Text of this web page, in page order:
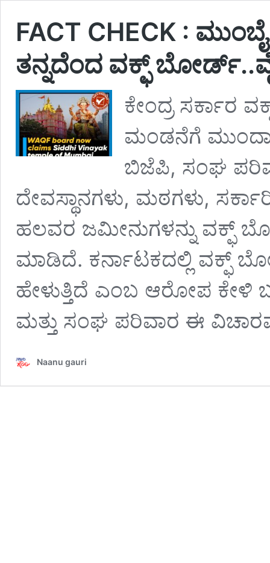
FACT CHECK :
ತನ್ನದೆಂದ ವಕ್ಫ್‌
ಕೇಂದ್ರ ಸರ್ಕಾರ
ಮಂಡನೆಗೆ
ಬಿಜೆಪಿ, ಸಂಘ
ದೇವಸ್ಥಾನಗಳು, ಮಠಗಳು,
ಹಲವರ ಜಮೀನುಗಳನ್ನು ವಕ್ಫ್‌
ಮಾಡಿದೆ. ಕರ್ನಾಟಕದಲ್ಲಿ ವಕ್ಫ್‌
ಹೇಳುತ್ತಿದೆ ಎಂಬ ಆರೋಪ ಕೇಳಿ
ಮತ್ತು ಸಂಘ ಪರಿವಾರ ಈ
Naanu gauri